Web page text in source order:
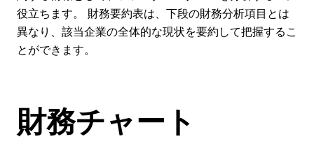
役立ちます。 財務要約表は、下段の財務分析項目とは
異なり、該当企業の全体的な現状を要約して把握するこ
とができます。
財務チャート